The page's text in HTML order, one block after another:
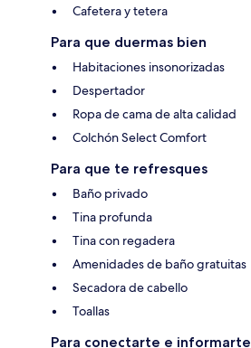
Cafetera y tetera
Para que duermas bien
Habitaciones insonorizadas
Despertador
Ropa de cama de alta calidad
Colchón Select Comfort
Para que te refresques
Baño privado
Tina profunda
Tina con regadera
Amenidades de baño gratuitas
Secadora de cabello
Toallas
Para conectarte e informarte